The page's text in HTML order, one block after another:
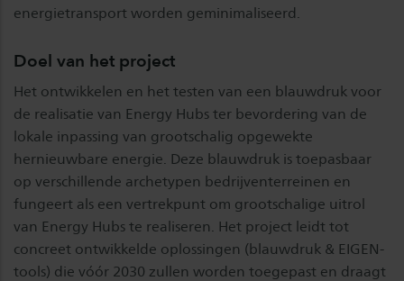
energietransport worden geminimaliseerd.
Doel van het project
Het ontwikkelen en het testen van een blauwdruk voor
de realisatie van Energy Hubs ter bevordering van de
lokale inpassing van grootschalig opgewekte
hernieuwbare energie. Deze blauwdruk is toepasbaar
op verschillende archetypen bedrijventerreinen en
fungeert als een vertrekpunt om grootschalige uitrol
van Energy Hubs te realiseren. Het project leidt tot
concreet ontwikkelde oplossingen (blauwdruk & EIGEN-
tools) die vóór 2030 zullen worden toegepast en draagt